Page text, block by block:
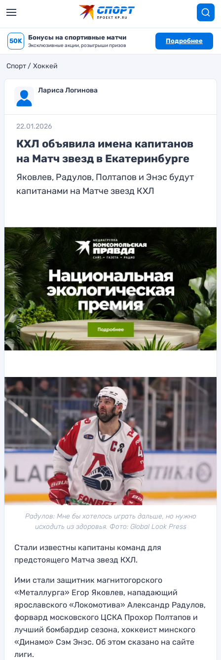
50K Бонусы на спортивные матчи
Эксклюзивные акции, розыгрыши призов
Подробнее
Спорт Хоккей
Лариса Логинова
22.01.2026
КХЛ объявила имена капитанов
на Матч звезд в Екатеринбурге
Яковлев, Радулов, Полтапов и Энэс будут
капитанами на Матче звезд КХЛ
Радулов: Мне бы хотелось играть дальше, но нужно
исходить из здоровья. Фото: Global Look Press
Стали известны капитаны команд для
предстоящего Матча звезд КХЛ.
Ими стали защитник магнитогорского
«Металлурга» Егор Яковлев, нападающий
ярославского «Локомотива» Александр Радулов,
форвард московского ЦСКА Прохор Полтапов и
лучший бомбардир сезона, хоккеист минского
«Динамо» Сэм Энэс. Об этом сказано на сайте
лиги.